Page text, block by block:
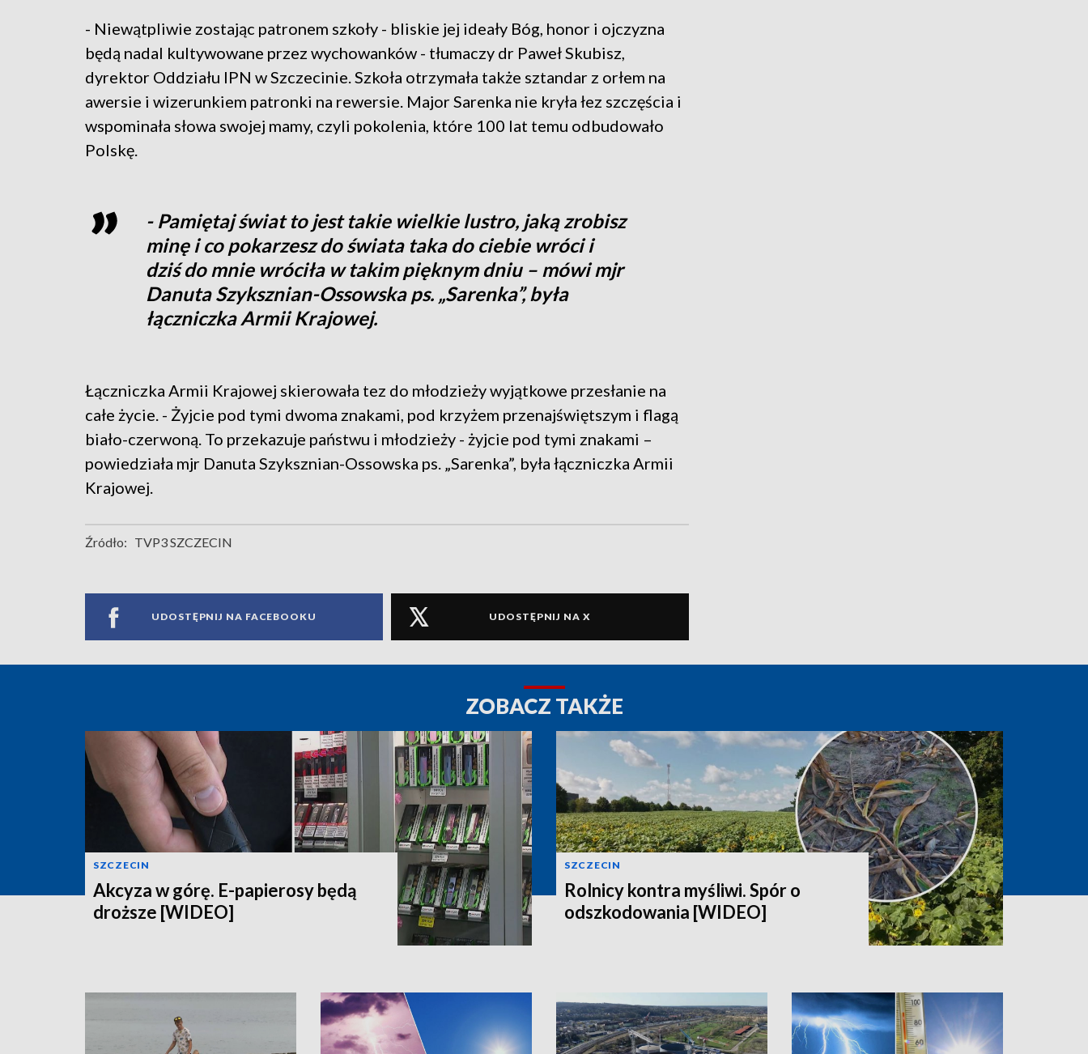
- Niewątpliwie zostając patronem szkoły - bliskie jej ideały Bóg, honor i ojczyzna
będą nadal kultywowane przez wychowanków - tłumaczy dr Paweł Skubisz,
dyrektor Oddziału IPN w Szczecinie. Szkoła otrzymała także sztandar z orłem na
awersie i wizerunkiem patronki na rewersie. Major Sarenka nie kryła łez szczęścia i
wspominała słowa swojej mamy, czyli pokolenia, które 100 lat temu odbudowało
Polskę.
- Pamiętaj świat to jest takie wielkie lustro, jaką zrobisz
minę i co pokarzesz do świata taka do ciebie wróci i
dziś do mnie wróciła w takim pięknym dniu – mówi mjr
Danuta Szyksznian-Ossowska ps. „Sarenka”, była
łączniczka Armii Krajowej.
Łączniczka Armii Krajowej skierowała tez do młodzieży wyjątkowe przesłanie na
całe życie. - Żyjcie pod tymi dwoma znakami, pod krzyżem przenajświętszym i flagą
biało-czerwoną. To przekazuje państwu i młodzieży - żyjcie pod tymi znakami –
powiedziała mjr Danuta Szyksznian-Ossowska ps. „Sarenka”, była łączniczka Armii
Krajowej.
Źródło: TVP3 SZCZECIN
UDOSTĘPNIJ NA FACEBOOKU UDOSTĘPNIJ NA X
ZOBACZ TAKŻE
SZCZECIN
Akcyza w górę. E-papierosy będą
droższe [WIDEO]
SZCZECIN
Rolnicy kontra myśliwi. Spór o
odszkodowania [WIDEO]